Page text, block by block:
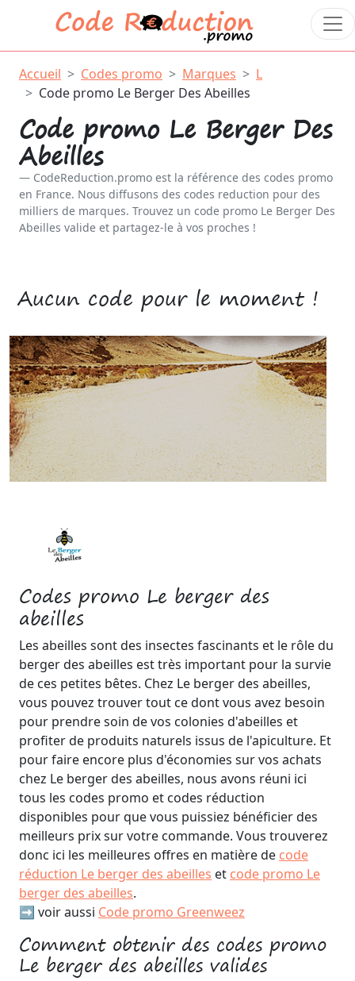
Accueil Codes promo Marques
L
Code promo Le Berger Des Abeilles
Code promo Le Berger Des
Abeilles
CodeReduction.promo est la référence des codes promo
en France. Nous diffusons des codes reduction pour des
milliers de marques. Trouvez un code promo Le Berger Des
Abeilles valide et partagez-le à vos proches !
Codes promo Le berger des
abeilles
Les abeilles sont des insectes fascinants et le rôle du
berger des abeilles est très important pour la survie
de ces petites bêtes. Chez Le berger des abeilles,
vous pouvez trouver tout ce dont vous avez besoin
pour prendre soin de vos colonies d'abeilles et
profiter de produits naturels issus de l'apiculture. Et
pour faire encore plus d'économies sur vos achats
chez Le berger des abeilles, nous avons réuni ici
tous les codes promo et codes réduction
disponibles pour que vous puissiez bénéficier des
meilleurs prix sur votre commande. Vous trouverez
donc ici les meilleures offres en matière de code
réduction Le berger des abeilles et code promo Le
berger des abeilles.
➡️ voir aussi Code promo Greenweez
Comment obtenir des codes promo
Le berger des abeilles valides
Aucun code pour le moment !